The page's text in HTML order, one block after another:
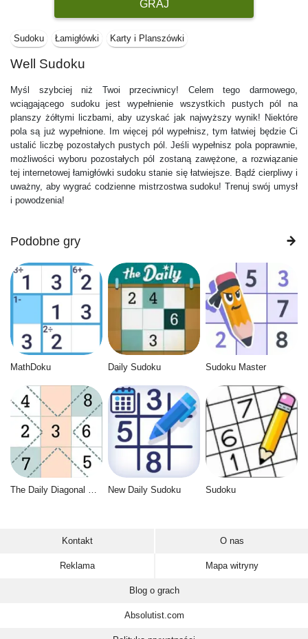
GRAJ
Sudoku Łamigłówki Karty i Planszówki
Well Sudoku
Myśl szybciej niż Twoi przeciwnicy! Celem tego darmowego,
wciągającego sudoku jest wypełnienie wszystkich pustych pól na
planszy żółtymi liczbami, aby uzyskać jak najwyższy wynik! Niektóre
pola są już wypełnione. Im więcej pól wypełnisz, tym łatwiej będzie Ci
ustalić liczbę pozostałych pustych pól. Jeśli wypełnisz pola poprawnie,
możliwości wyboru pozostałych pól zostaną zawężone, a rozwiązanie
tej internetowej łamigłówki sudoku stanie się łatwiejsze. Bądź cierpliwy i
uważny, aby wygrać codzienne mistrzostwa sudoku! Trenuj swój umysł
i powodzenia!
Podobne gry
MathDoku Daily Sudoku Sudoku Master
The Daily Diagonal Sudoku New Daily Sudoku Sudoku
Kontakt O nas
Reklama Mapa witryny
Blog o grach
Absolutist.com